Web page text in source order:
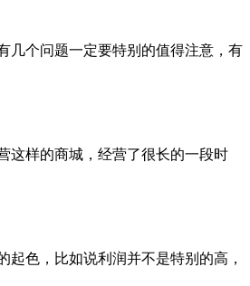
几个问题一定要特别的值得注意，有
这样的商城，经营了很长的一段时
起色，比如说利润并不是特别的高，